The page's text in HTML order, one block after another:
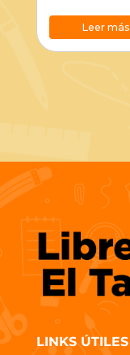
Leer más
LINKS ÚTILES